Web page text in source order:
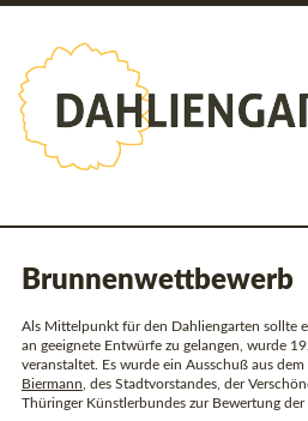
Brunnenwettbewerb
Als Mittelpunkt für den Dahliengarten sollte
an geeignete Entwürfe zu gelangen, wurde
veranstaltet. Es wurde ein Ausschuß aus
Biermann, des Stadtvorstandes, der
Thüringer Künstlerbundes zur Bewertung